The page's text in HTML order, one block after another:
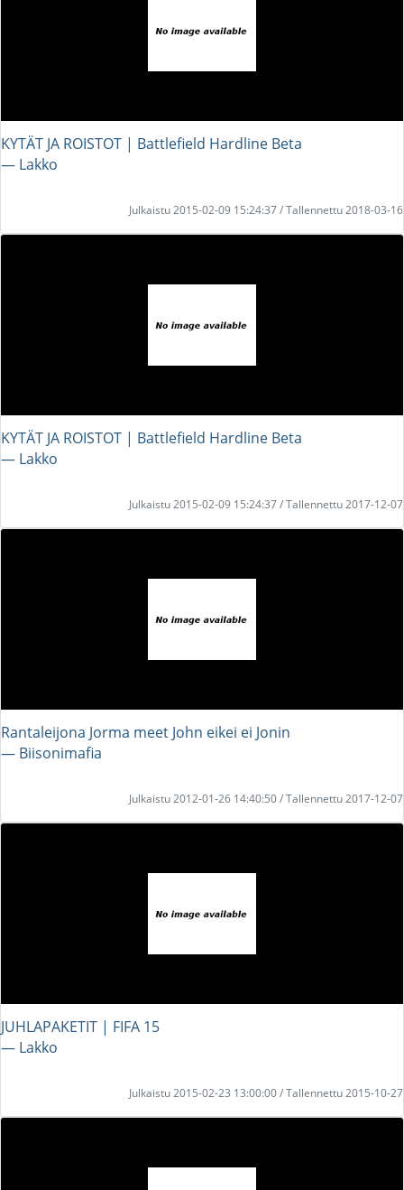
KYTÄT JA ROISTOT | Battlefield Hardline Beta
― Lakko
Julkaistu 2015-02-09 15:24:37 / Tallennettu 2018-03-16
KYTÄT JA ROISTOT | Battlefield Hardline Beta
― Lakko
Julkaistu 2015-02-09 15:24:37 / Tallennettu 2017-12-07
Rantaleijona Jorma meet John eikei ei Jonin
― Biisonimafia
Julkaistu 2012-01-26 14:40:50 / Tallennettu 2017-12-07
JUHLAPAKETIT | FIFA 15
― Lakko
Julkaistu 2015-02-23 13:00:00 / Tallennettu 2015-10-27